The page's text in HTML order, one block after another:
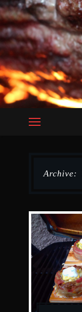
Archive: